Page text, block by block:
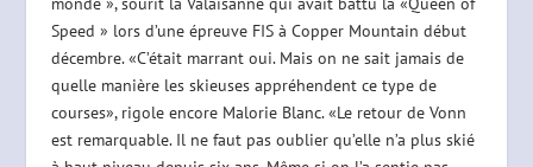
Speed » lors d’une épreuve FIS à Copper Mountain début
décembre. «C’était marrant oui. Mais on ne sait jamais de
quelle manière les skieuses appréhendent ce type de
courses», rigole encore Malorie Blanc. «Le retour de Vonn
est remarquable. Il ne faut pas oublier qu’elle n’a plus skié